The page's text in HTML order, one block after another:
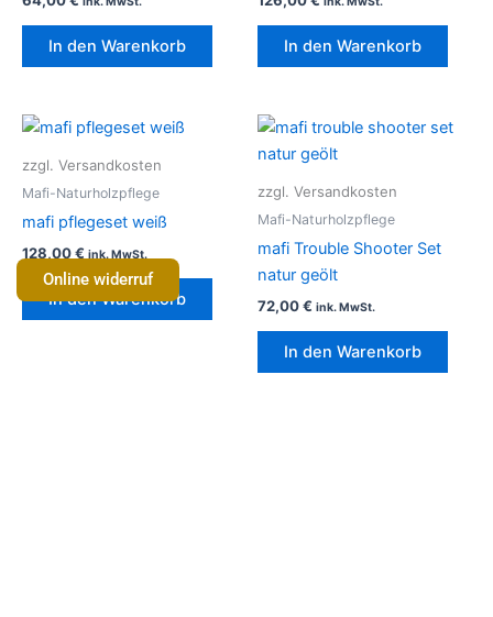
In den Warenkorb In den Warenkorb
zzgl. Versandkosten
Mafi-Naturholzpflege
mafi pflegeset weiß
128,00€ ink. MwSt.
In den Warenkorb
zzgl. Versandkosten
Mafi-Naturholzpflege
mafi Trouble Shooter Set
natur geölt
72,00€ ink. MwSt.
In den Warenkorb
Online widerruf